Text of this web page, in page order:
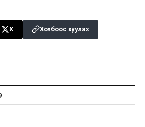
X Холбоос хуулах